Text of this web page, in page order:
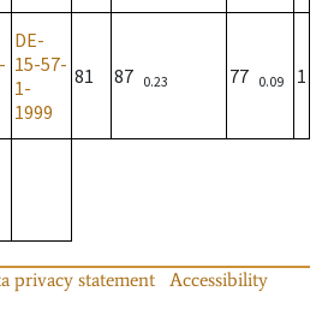
DE-
15-57-
1-
1999
81 87 0.23 77 0.09 1
privacy statement
Accessibility